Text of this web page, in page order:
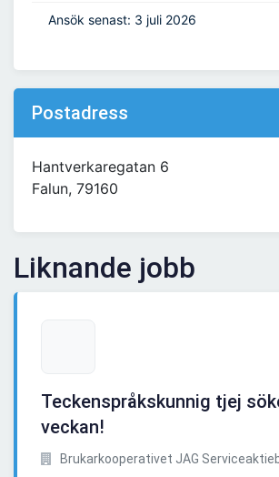
Ansök senast: 3 juli 2026
Postadress
Hantverkaregatan 6
Falun, 79160
Liknande jobb
Teckenspråkskunnig tjej
veckan!
Brukarkooperativet JAG